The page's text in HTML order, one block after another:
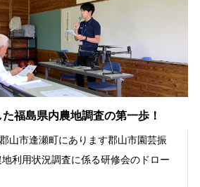
福島県内農地調査の第一歩！
山市逢瀬町にあります郡山市園芸振
利用状況調査に係る研修会のドロー